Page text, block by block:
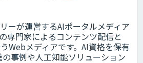
ーが運営するAIポータルメディア
専門家によるコンテンツ配信と
Webメディアです。AI資格を保有
の事例や人工知能ソリューション